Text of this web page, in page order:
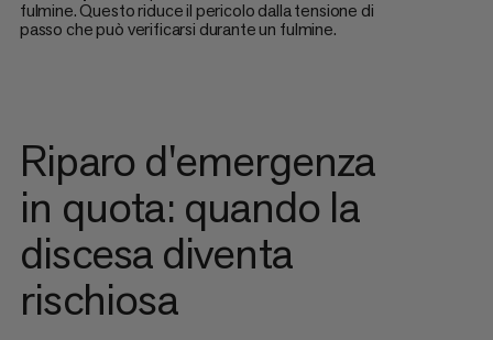
fulmine. Questo riduce il pericolo dalla tensione di
passo che può verificarsi durante un fulmine.
Riparo d'emergenza
in quota: quando la
discesa diventa
rischiosa